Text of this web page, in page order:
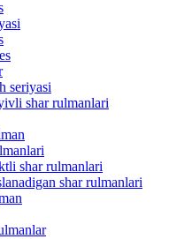
seriyasi
shar rulmanlari
shar rulmanlari
shar rulmanlari